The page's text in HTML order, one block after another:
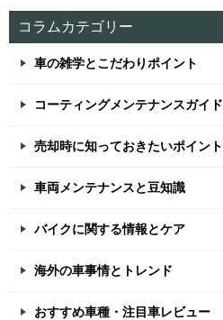
コラムカテゴリー
車の雑学とこだわりポイント
コーティングメンテナンスガイド
売却時に知っておきたいポイント
車両メンテナンスと豆知識
バイクに関する情報とケア
海外の車事情とトレンド
おすすめ車種・注目車レビュー